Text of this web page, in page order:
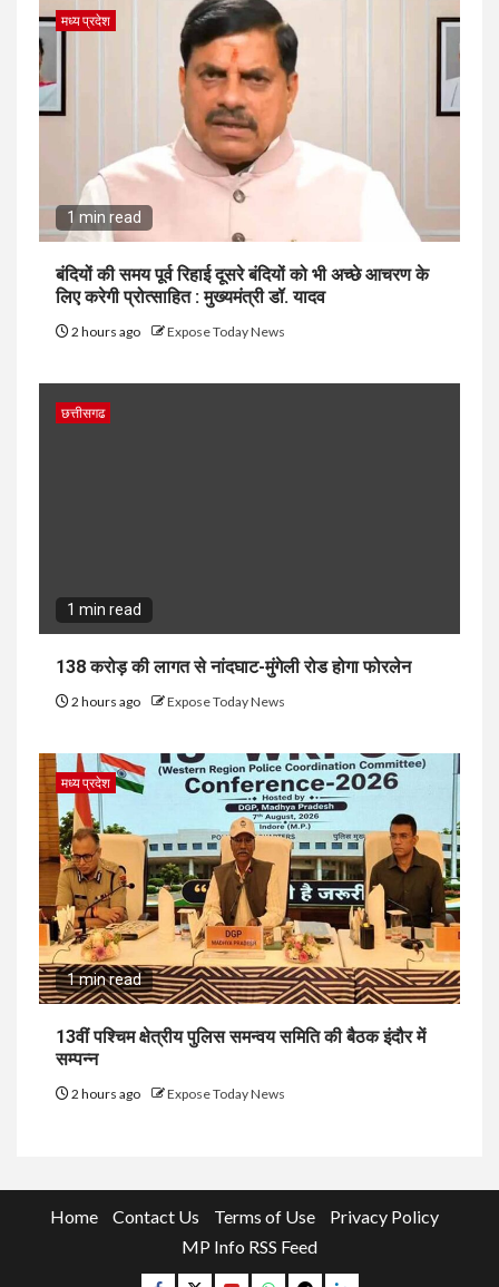
मध्य प्रदेश
1 min read
बंदियों की समय पूर्व रिहाई दूसरे बंदियों को भी अच्छे आचरण के
लिए करेगी प्रोत्साहित : मुख्यमंत्री डॉ. यादव
2 hours ago Expose Today News
छत्तीसगढ
1 min read
138 करोड़ की लागत से नांदघाट-मुंगेली रोड होगा फोरलेन
2 hours ago Expose Today News
मध्य प्रदेश
1 min read
13वीं पश्चिम क्षेत्रीय पुलिस समन्वय समिति की बैठक इंदौर में
सम्पन्न
2 hours ago Expose Today News
Home Contact Us Terms of Use
Privacy Policy
MP Info RSS Feed